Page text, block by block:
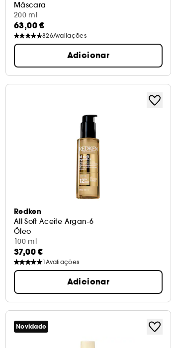
Máscara
200 ml
63,00 €
826Avaliações
Adicionar
Redken
All Soft Aceite Argan-6
Óleo
100 ml
37,00 €
1Avaliações
Adicionar
Novidade